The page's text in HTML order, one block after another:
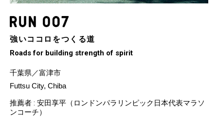
強いココロをつくる道
Roads for building strength of spirit
千葉県／富津市
Futtsu City, Chiba
推薦者 : 安田享平（ロンドンパラリンピック日本代表マラソ
ンコーチ）